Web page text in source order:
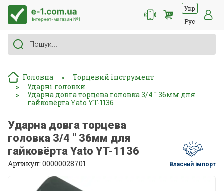
Укр
Рус
Головна > Торцевий інструмент
> Ударні головки
>
Ударна довга торцева головка 3/4 '' 36мм для
гайковёрта Yato YT-1136
Ударна довга торцева
головка 3/4 '' 36мм для
гайковёрта Yato YT-1136
Артикул: 00000028701 Власний імпорт